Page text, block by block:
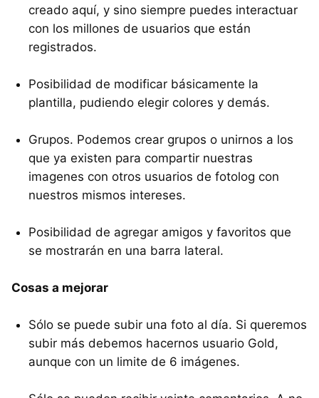
creado aquí, y sino siempre puedes interactuar
con los millones de usuarios que están
registrados.
Posibilidad de modificar básicamente la
plantilla, pudiendo elegir colores y demás.
Grupos. Podemos crear grupos o unirnos a los
que ya existen para compartir nuestras
imagenes con otros usuarios de fotolog con
nuestros mismos intereses.
Posibilidad de agregar amigos y favoritos que
se mostrarán en una barra lateral.
Cosas a mejorar
Sólo se puede subir una foto al día. Si queremos
subir más debemos hacernos usuario Gold,
aunque con un limite de 6 imágenes.